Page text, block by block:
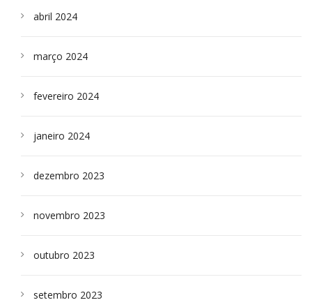
abril 2024
março 2024
fevereiro 2024
janeiro 2024
dezembro 2023
novembro 2023
outubro 2023
setembro 2023